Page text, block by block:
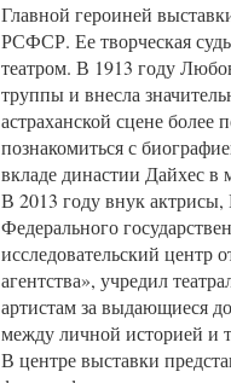
Главной героиней
РСФСР. Ее творческая
театром. В 1913 году
труппы и внесла
астраханской сцене более
познакомиться с
вкладе династии Дайхес в
В 2013 году внук актрисы,
Федерального
исследовательский центр
агентства», учредил
артистам за выдающиеся
между личной историей и
В центре выставки